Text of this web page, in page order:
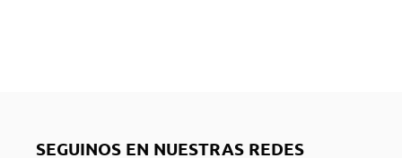
SEGUINOS EN NUESTRAS REDES